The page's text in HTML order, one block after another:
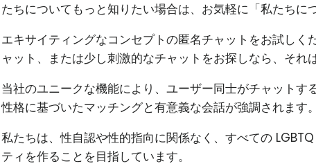
たちについてもっと知りたい場合は、お気軽に「私たちに
エキサイティングなコンセプトの匿名チャットをお試しく
ャット、または少し刺激的なチャットをお探しなら、それ
当社のユニークな機能により、ユーザー同士がチャットす
性格に基づいたマッチングと有意義な会話が強調されます。
私たちは、性自認や性的指向に関係なく、すべての
ティを作ることを目指しています。